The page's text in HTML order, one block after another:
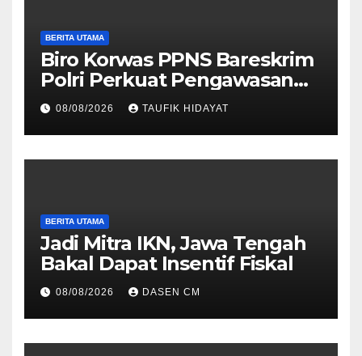
BERITA UTAMA
Biro Korwas PPNS Bareskrim
Polri Perkuat Pengawasan
untuk Dorong Penegakan
Hukum yang Profesional
08/08/2026 TAUFIK HIDAYAT
BERITA UTAMA
Jadi Mitra IKN, Jawa Tengah
Bakal Dapat Insentif Fiskal
08/08/2026 DASEN CM